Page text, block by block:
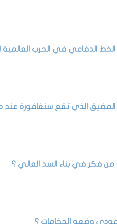
الدفاعي في الحرب العالمية
المضيق الذي تقع سنغافورة عند
من فكر في بناء السد العالي ؟
وضعه الحخامات ؟